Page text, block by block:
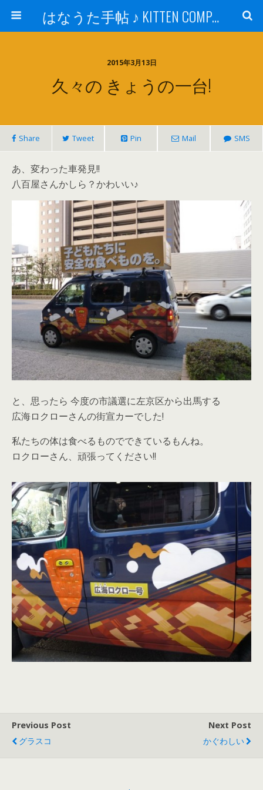
はなうた手帖 ♪ KITTEN COMPANY
2015年3月13日
久々の きょうの一台!
Share Tweet Pin Mail SMS
あ、変わった車発見!!
八百屋さんかしら？かわいい♪
と、思ったら 今度の市議選に左京区から出馬する
広海ロクローさんの街宣カーでした!
私たちの体は食べるものでできているもんね。
ロクローさん、頑張ってください!!
Previous Post
グラスコ
Next Post
かぐわしい